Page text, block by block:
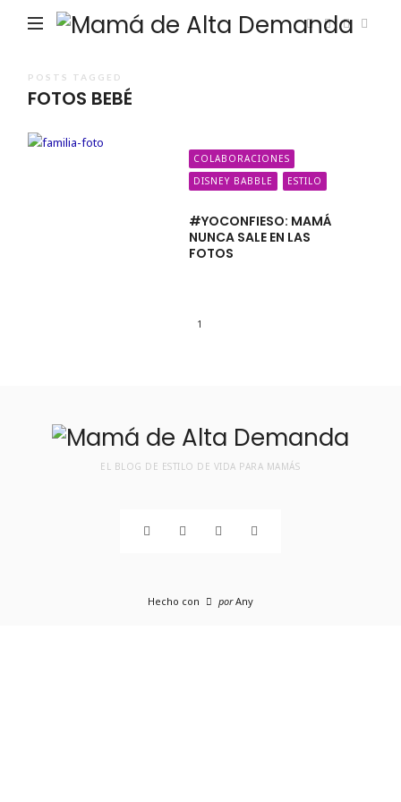
POSTS TAGGED
FOTOS BEBÉ
COLABORACIONES
DISNEY BABBLE
ESTILO
#YOCONFIESO: MAMÁ
NUNCA SALE EN LAS
FOTOS
1
EL BLOG DE ESTILO DE VIDA PARA MAMÁS
Hecho con porAny